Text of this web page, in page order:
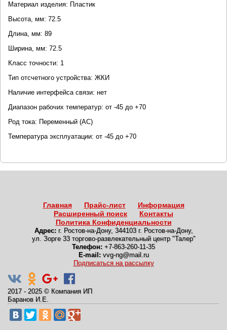
Материал изделия: Пластик
Высота, мм: 72.5
Длина, мм: 89
Ширина, мм: 72.5
Класс точности: 1
Тип отсчетного устройства: ЖКИ
Наличие интерфейса связи: нет
Диапазон рабочих температур: от -45 до +70
Род тока: Переменный (AC)
Температура эксплуатации: от -45 до +70
Главная Прайс-лист
Информация
Расширенный поиск
Контакты
Политика Конфиденциальности
Адрес: г. Ростов-на-Дону, 344103 г. Ростов-на-Дону,
ул. Зорге 33 торгово-развлекательный центр "Талер"
Телефон: +7-863-260-11-35
E-mail: vvg-ng@mail.ru
Подписаться на рассылку
2017 - 2025 © Компания ИП
Баранов И.Е.